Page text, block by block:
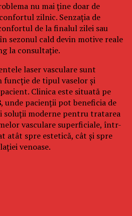
nu mai ține doar de
zilnic. Senzația de
de la finalul zilei sau
sezonul cald devin motive reale
la consultație.
laser vasculare sunt
de tipul vaselor și
Clinica este situată pe
, unde pacienții pot beneficia de
soluții moderne pentru tratarea
vasculare superficiale, într-
atât spre estetică, cât și spre
venoase.